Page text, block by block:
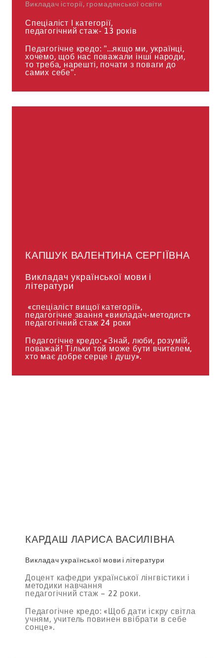
Викладач історії, громадянської освіти
Спеціаліст І категорії,
педагогічний стаж- 13 років
Педагогічне кредо: "...якщо ми, українці,
хочемо, щоб нас поважали інші народи,
то треба, нарешті, почати з поваги до
самих себе".
КАПШУК ВАЛЕНТИНА СЕРГІЇВНА
Викладач української мови і
літератури
«спеціаліст вищої категорії»,
педагогічне звання «викладач-методист»
педагогічний стаж 24 роки
Педагогічне кредо: «Знай, люби, розумій,
поважай! Тільки той може бути вчителем,
хто має добре серце і душу».
КАРДАШ ЛАРИСА ВАСИЛІВНА
Викладач української мови і літератури
Доцент кафедри української лінгвістики і
методики навчання
педагогічний стаж – 22 роки.
Педагогічне кредо: «Щоб дати іскру світла
учням, учитель повинен ввібрати в себе
сонце».